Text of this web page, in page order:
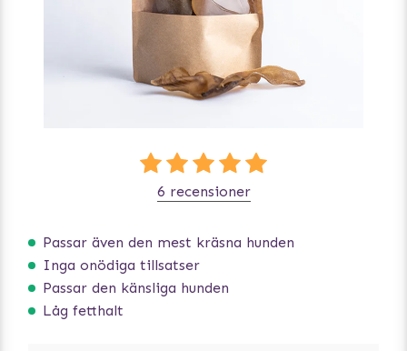
Passar även den mest kräsna hunden
Inga onödiga tillsatser
Passar den känsliga hunden
Låg fetthalt
6 recensioner